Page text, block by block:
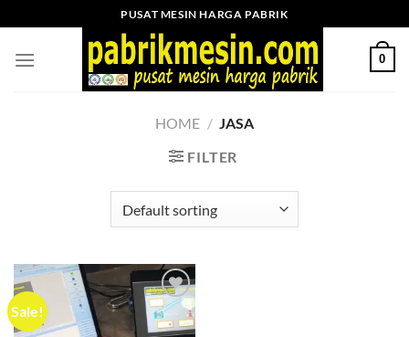
to
content
PUSAT MESIN HARGA PABRIK
0
HOME / JASA
FILTER
Sale!
Add to
wishlist